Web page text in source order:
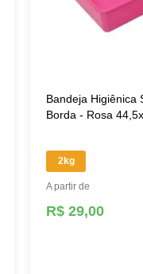
Bandeja Higiênica
Borda - Rosa
2kg
A partir de
R$ 29,00